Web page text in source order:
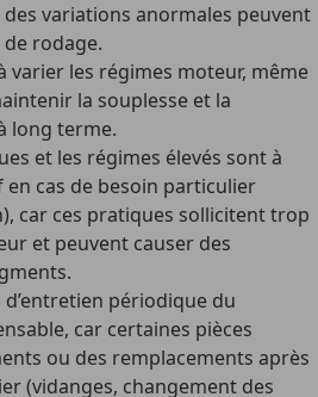
des variations anormales peuvent
rodage.
varier les régimes moteur, même
la souplesse et la
long terme.
et les régimes élevés sont à
cas de besoin particulier
car ces pratiques sollicitent trop
et peuvent causer des
périodique du
car certaines pièces
ou des remplacements après
(vidanges, changement des